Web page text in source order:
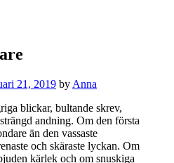
21, 2019 by Anna
blickar, bultande skrev,
andning. Om den första
än den vassaste
och skäraste lyckan. Om
kärlek och om snuskiga